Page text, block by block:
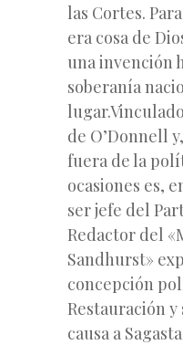
las Cortes.
era cosa de
una invención
soberanía
de O’Donnell
fuera de la
ocasiones es,
ser jefe del
Redactor del
Sandhurst»
concepción
Restauración y
causa a